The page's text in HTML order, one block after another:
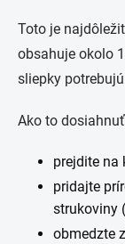
Toto je
obsahuje okolo
sliepky
Ako to
prejdite na
pridajte
strukoviny
obmedzte